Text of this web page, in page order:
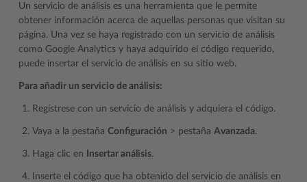
Un servicio de análisis es una herramienta que le permite
obtener información acerca de aquellas personas que visitan su
página. Una vez se haya registrado con un servicio de análisis
como Google Analytics y haya adquirido el código requerido,
puede insertar el servicio de análisis en su sitio web.
Para añadir un servicio de análisis:
Regístrese con un servicio de análisis y adquiera el código.
Vaya a la pestaña Configuración > pestaña Avanzada.
Haga clic en Insertar análisis.
Inserte el código que ha obtenido del servicio de análisis en